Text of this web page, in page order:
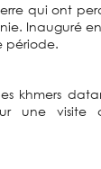
qui ont
Inauguré
période.
khmers
une visite